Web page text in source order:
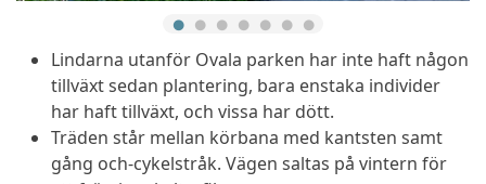
Lindarna utanför Ovala parken har inte haft någon
tillväxt sedan plantering, bara enstaka individer
har haft tillväxt, och vissa har dött.
Träden står mellan körbana med kantsten samt
gång och-cykelstråk. Vägen saltas på vintern för